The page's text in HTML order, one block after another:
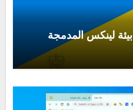
لينكس المدمجة